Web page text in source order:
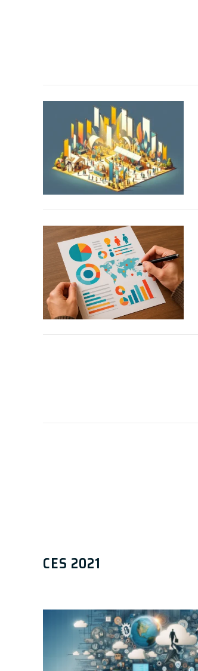
CES 2021
Chris January 23, 2024